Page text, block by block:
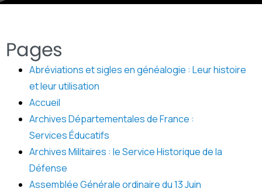
Pages
Abréviations et sigles en généalogie : Leur histoire
et leur utilisation
Accueil
Archives Départementales de France :
Services Éducatifs
Archives Militaires : le Service Historique de la
Défense
Assemblée Générale ordinaire du 13 Juin